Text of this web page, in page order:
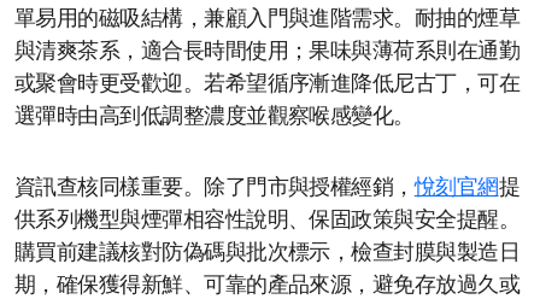
單易用的磁吸結構，兼顧入門與進階需求。耐抽的煙草
與清爽茶系，適合長時間使用；果味與薄荷系則在通勤
或聚會時更受歡迎。若希望循序漸進降低尼古丁，可在
選彈時由高到低調整濃度並觀察喉感變化。
資訊查核同樣重要。除了門市與授權經銷，悅刻官網提
供系列機型與煙彈相容性說明、保固政策與安全提醒。
購買前建議核對防偽碼與批次標示，檢查封膜與製造日
期，確保獲得新鮮、可靠的產品來源，避免存放過久或